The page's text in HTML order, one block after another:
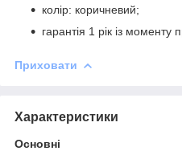
колір: коричневий;
гарантія 1 рік із моменту
Приховати
Характеристики
Основні